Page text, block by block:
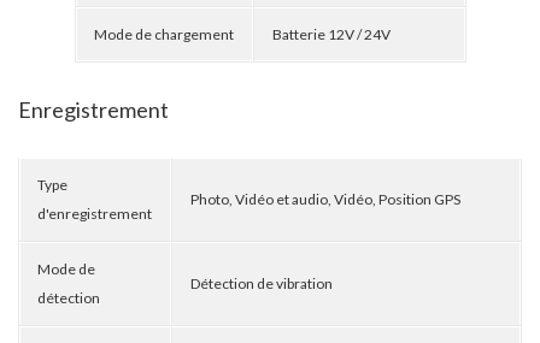
Mode de chargement Batterie 12V / 24V
Enregistrement
Type
d'enregistrement
Photo, Vidéo et audio, Vidéo, Position GPS
Mode de
détection
Détection de vibration